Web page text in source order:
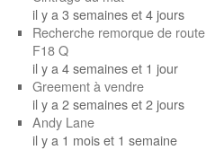
il y a 3 semaines et 4 jours
Recherche remorque de route
F18 Q
il y a 4 semaines et 1 jour
Greement à vendre
il y a 2 semaines et 2 jours
Andy Lane
il y a 1 mois et 1 semaine